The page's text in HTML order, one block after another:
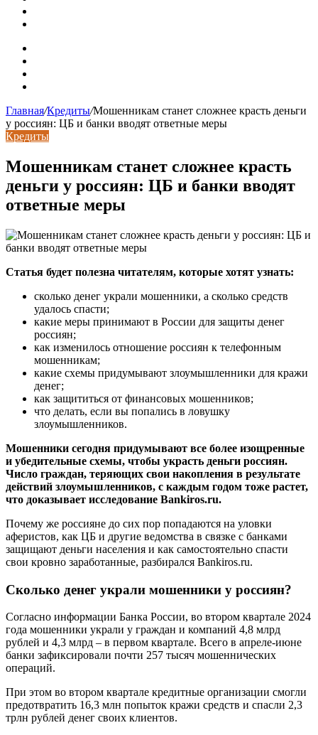
Главная/Кредиты/Мошенникам станет сложнее красть деньги
у россиян: ЦБ и банки вводят ответные меры
Кредиты
Мошенникам станет сложнее красть
деньги у россиян: ЦБ и банки вводят
ответные меры
Статья будет полезна читателям, которые хотят узнать:
сколько денег украли мошенники, а сколько средств
удалось спасти;
какие меры принимают в России для защиты денег
россиян;
как изменилось отношение россиян к телефонным
мошенникам;
какие схемы придумывают злоумышленники для кражи
денег;
как защититься от финансовых мошенников;
что делать, если вы попались в ловушку
злоумышленников.
Мошенники сегодня придумывают все более изощренные
и убедительные схемы, чтобы украсть деньги россиян.
Число граждан, теряющих свои накопления в результате
действий злоумышленников, с каждым годом тоже растет,
что доказывает исследование Bankiros.ru.
Почему же россияне до сих пор попадаются на уловки
аферистов, как ЦБ и другие ведомства в связке с банками
защищают деньги населения и как самостоятельно спасти
свои кровно заработанные, разбирался Bankiros.ru.
Сколько денег украли мошенники у россиян?
Согласно информации Банка России, во втором квартале 2024
года мошенники украли у граждан и компаний 4,8 млрд
рублей и 4,3 млрд – в первом квартале. Всего в апреле-июне
банки зафиксировали почти 257 тысяч мошеннических
операций.
При этом во втором квартале кредитные организации смогли
предотвратить 16,3 млн попыток кражи средств и спасли 2,3
трлн рублей денег своих клиентов.